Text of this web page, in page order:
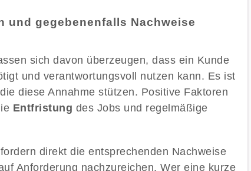
und gegebenenfalls Nachweise
sich davon überzeugen, dass ein Kunde
und verantwortungsvoll nutzen kann. Es ist
diese Annahme stützen. Positive Faktoren
Entfristung des Jobs und regelmäßige
direkt die entsprechenden Nachweise
Anforderung nachzureichen. Wer eine kurze